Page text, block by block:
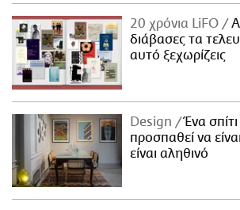
20 χρόνια LiFO
διάβασες τα
αυτό ξεχωρίζεις
Design
Ένα
προσπαθεί να
είναι αληθινό